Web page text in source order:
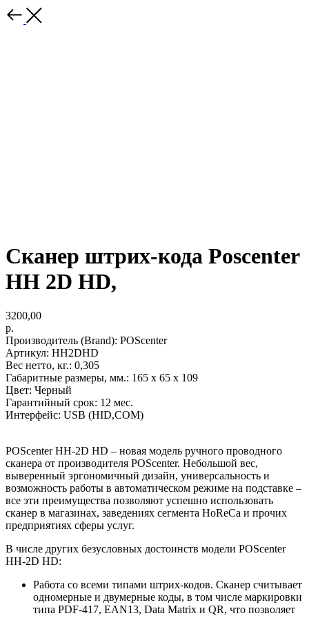
Сканер штрих-кода Poscenter
HH 2D HD,
3200,00
р.
Производитель (Brand): POScenter
Артикул: HH2DHD
Вес нетто, кг.: 0,305
Габаритные размеры, мм.: 165 х 65 х 109
Цвет: Черный
Гарантийный срок: 12 мес.
Интерфейс: USB (HID,COM)
POScenter HH-2D HD – новая модель ручного проводного
сканера от производителя POScenter. Небольшой вес,
выверенный эргономичный дизайн, универсальность и
возможность работы в автоматическом режиме на подставке –
все эти преимущества позволяют успешно использовать
сканер в магазинах, заведениях сегмента HoReCa и прочих
предприятиях сферы услуг.
В числе других безусловных достоинств модели POScenter
HH-2D HD:
Работа со всеми типами штрих-кодов. Сканер считывает
одномерные и двумерные коды, в том числе маркировки
типа PDF-417, EAN13, Data Matrix и QR, что позволяет